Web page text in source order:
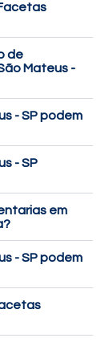
de
Mateus -
- SP podem
- SP
em
- SP podem